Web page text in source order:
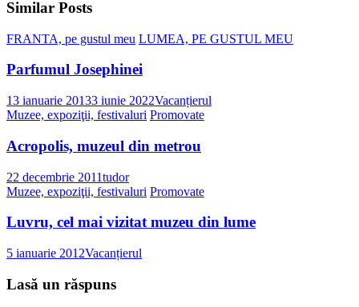
Similar Posts
FRANTA, pe gustul meu LUMEA, PE GUSTUL MEU
Parfumul Josephinei
13 ianuarie 20133 iunie 2022Vacanțierul
Muzee, expoziţii, festivaluri Promovate
Acropolis, muzeul din metrou
22 decembrie 2011tudor
Muzee, expoziţii, festivaluri Promovate
Luvru, cel mai vizitat muzeu din lume
5 ianuarie 2012Vacanțierul
Lasă un răspuns